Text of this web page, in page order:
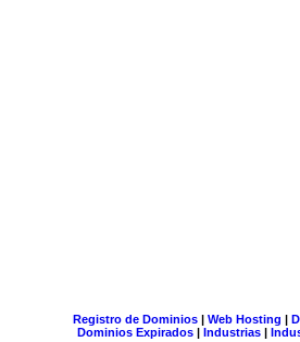
Registro de Dominios| Web Hosting |
Dominios Expirados | Industrias |